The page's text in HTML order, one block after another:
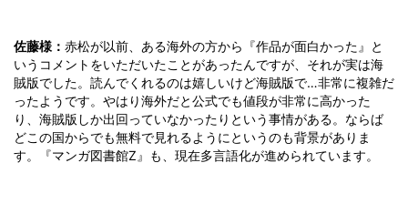
佐藤様： 赤松が以前、ある海外の方から『作品が面白かった』と
いうコメントをいただいたことがあったんですが、それが実は海
賊版でした。読んでくれるのは嬉しいけど海賊版で…非常に複雑だ
ったようです。やはり海外だと公式でも値段が非常に高かった
り、海賊版しか出回っていなかったりという事情がある。ならば
どこの国からでも無料で見れるようにというのも背景がありま
す。『マンガ図書館Z』も、現在多言語化が進められています。